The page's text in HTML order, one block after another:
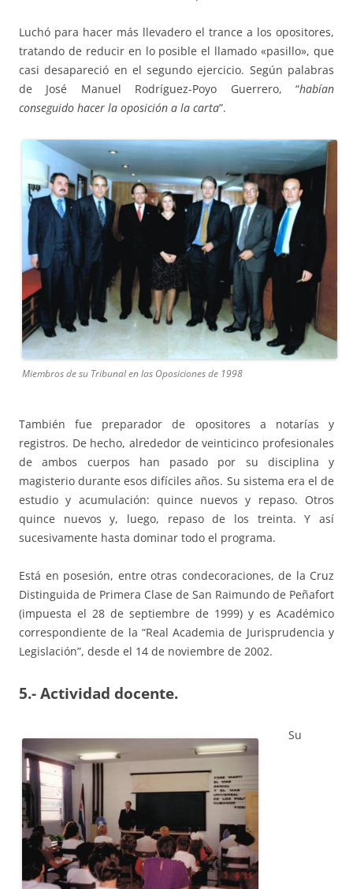
Luchó para hacer más llevadero el trance a los opositores,
tratando de reducir en lo posible el llamado «pasillo», que
casi desapareció en el segundo ejercicio. Según palabras
de José Manuel Rodríguez-Poyo Guerrero, “habían
conseguido hacer la oposición a la carta”.
Miembros de su Tribunal en las Oposiciones de 1998
También fue preparador de opositores a notarías y
registros. De hecho, alrededor de veinticinco profesionales
de ambos cuerpos han pasado por su disciplina y
magisterio durante esos difíciles años. Su sistema era el de
estudio y acumulación: quince nuevos y repaso. Otros
quince nuevos y, luego, repaso de los treinta. Y así
sucesivamente hasta dominar todo el programa.
Está en posesión, entre otras condecoraciones, de la Cruz
Distinguida de Primera Clase de San Raimundo de Peñafort
(impuesta el 28 de septiembre de 1999) y es Académico
correspondiente de la “Real Academia de Jurisprudencia y
Legislación”, desde el 14 de noviembre de 2002.
5.- Actividad docente.
Su